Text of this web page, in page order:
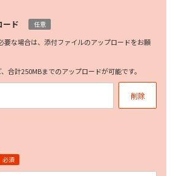
ード 任意
要な場合は、添付ファイルのアップロードをお願
、合計250MBまでのアップロードが可能です。
削除
必須